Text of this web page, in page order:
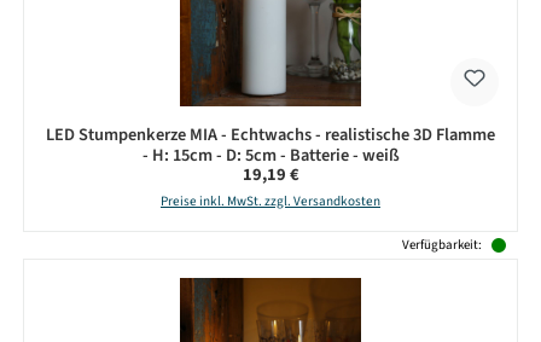
LED Stumpenkerze MIA - Echtwachs - realistische 3D Flamme
- H: 15cm - D: 5cm - Batterie - weiß
Regulärer Preis:
19,19 €
Preise inkl. MwSt. zzgl. Versandkosten
Verfügbarkeit: